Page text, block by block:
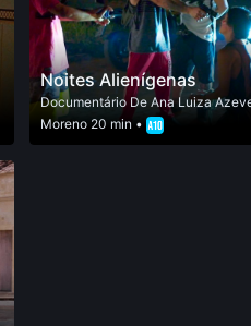
Noites Alienígenas
DocumentárioDe Ana Luiza
Moreno20 min •